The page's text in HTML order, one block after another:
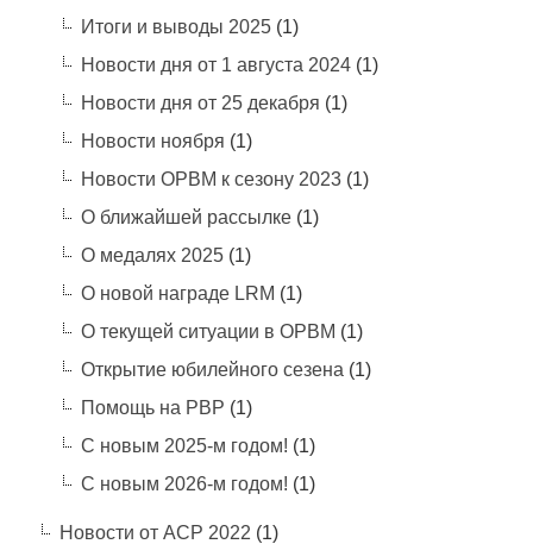
Итоги и выводы 2025(1)
Новости дня от 1 августа 2024(1)
Новости дня от 25 декабря (1)
Новости ноября (1)
Новости ОРВМ к сезону 2023(1)
О ближайшей рассылке(1)
О медалях 2025(1)
О новой награде LRM (1)
О текущей ситуации в ОРВМ (1)
Открытие юбилейного сезена (1)
Помощь на РВР (1)
С новым 2025-м годом! (1)
С новым 2026-м годом! (1)
Новости от АСР 2022 (1)